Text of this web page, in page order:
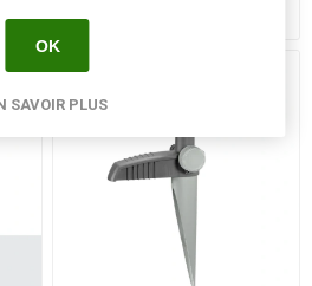
OK
SAVOIR PLUS